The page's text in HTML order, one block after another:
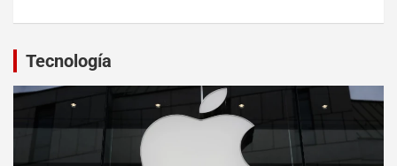
Tecnología